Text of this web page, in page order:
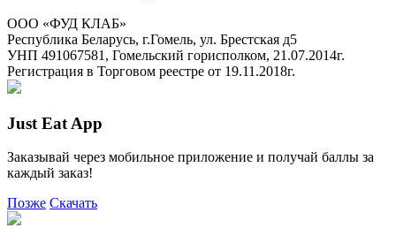
ООО «ФУД КЛАБ»
Республика Беларусь, г.Гомель, ул. Брестская д5
УНП 491067581, Гомельский горисполком, 21.07.2014г.
Регистрация в Торговом реестре от 19.11.2018г.
Just Eat App
Заказывай через мобильное приложение и получай баллы за
каждый заказ!
Позже Скачать